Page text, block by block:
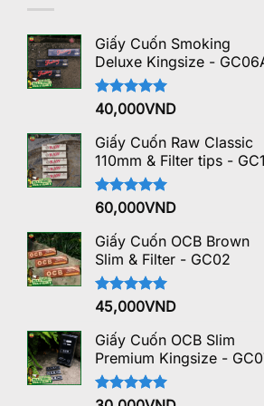
Giấy Cuốn Smoking
Deluxe Kingsize -
Được xếp
hạng
5 sao
40,000VND
Giấy Cuốn Raw Classic
110mm & Filter tips -
Được xếp
hạng
5 sao
60,000VND
Giấy Cuốn OCB Brown
Slim & Filter - GC02
Được xếp
hạng
5 sao
45,000VND
Giấy Cuốn OCB Slim
Premium Kingsize -
Được xếp